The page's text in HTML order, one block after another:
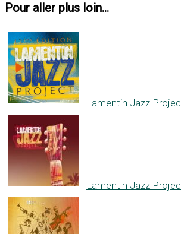
Pour aller plus loin...
Lamentin Jazz
Lamentin Jazz